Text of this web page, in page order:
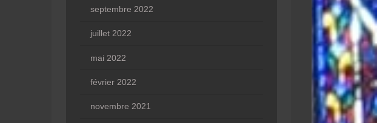
septembre 2022
juillet 2022
mai 2022
février 2022
novembre 2021